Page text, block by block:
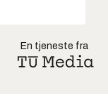
En tjeneste fra